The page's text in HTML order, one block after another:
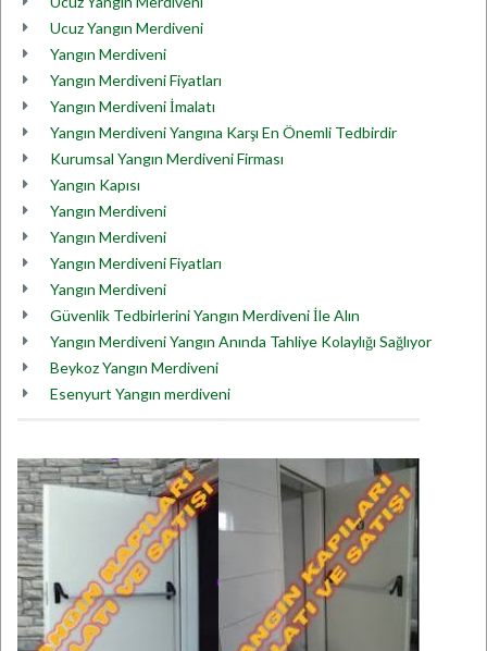
Ucuz Yangın Merdiveni
Yangın Merdiveni
Yangın Merdiveni Fiyatları
Yangın Merdiveni İmalatı
Yangın Merdiveni Yangına Karşı En Önemli Tedbirdir
Kurumsal Yangın Merdiveni Firması
Yangın Kapısı
Yangın Merdiveni
Yangın Merdiveni
Yangın Merdiveni Fiyatları
Yangın Merdiveni
Güvenlik Tedbirlerini Yangın Merdiveni İle Alın
Yangın Merdiveni Yangın Anında Tahliye Kolaylığı Sağlıyor
Beykoz Yangın Merdiveni
Esenyurt Yangın merdiveni